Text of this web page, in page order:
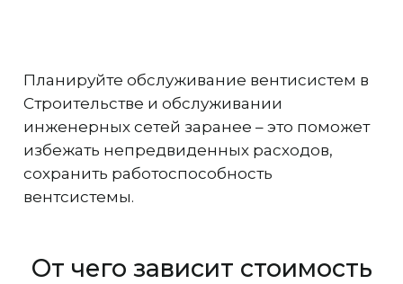
Планируйте обслуживание вентисистем в
Строительстве и обслуживании
инженерных сетей заранее – это поможет
избежать непредвиденных расходов,
сохранить работоспособность
вентсистемы.
От чего зависит стоимость